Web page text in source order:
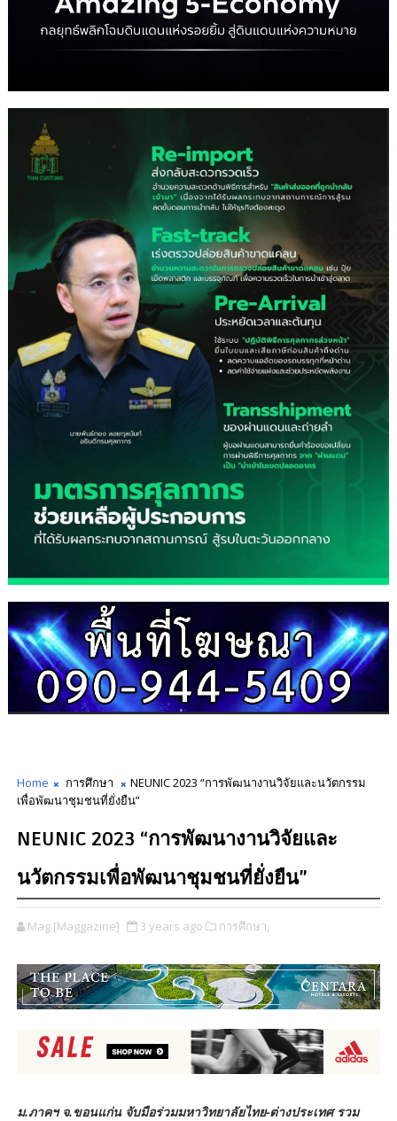
Home การศึกษา
NEUNIC 2023 “การพัฒนางานวิจัยและนวัตกรรม
เพื่อพัฒนาชุมชนที่ยั่งยืน”
NEUNIC 2023 “การพัฒนางานวิจัยและ
นวัตกรรมเพื่อพัฒนาชุมชนที่ยั่งยืน”
Mag [Maggazine] 3 years ago การศึกษา,
ม.ภาคฯ จ.ขอนแก่น จับมือร่วมมหาวิทยาลัยไทย-ต่างประเทศ รวม